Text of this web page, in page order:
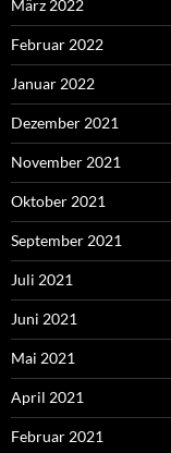
März 2022
Februar 2022
Januar 2022
Dezember 2021
November 2021
Oktober 2021
September 2021
Juli 2021
Juni 2021
Mai 2021
April 2021
Februar 2021